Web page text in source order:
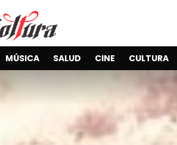
MÚSICA SALUD CINE CULTURA